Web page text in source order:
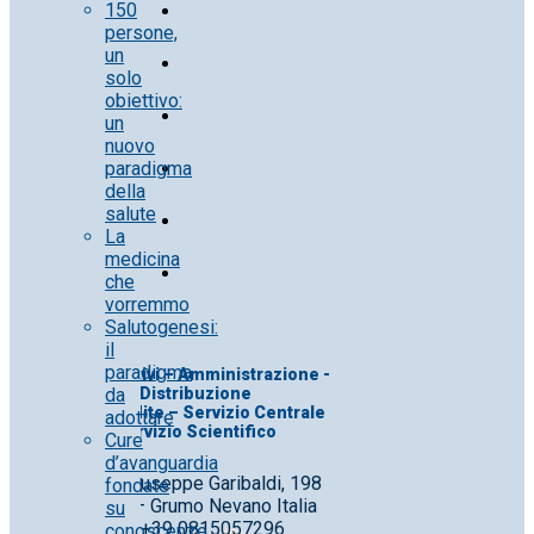
150
persone,
un
solo
obiettivo:
un
nuovo
paradigma
della
salute
La
medicina
che
vorremmo
Salutogenesi:
il
paradigma
da
adottare
Cure
d’avanguardia
fondate
su
Uff. Direttivi – Amministrazione -
Distribuzione
Uff. Vendite – Servizio Centrale
Servizio Scientifico
Corso Giuseppe Garibaldi, 198
80028 – Grumo Nevano Italia
Tel. +39 0815057296